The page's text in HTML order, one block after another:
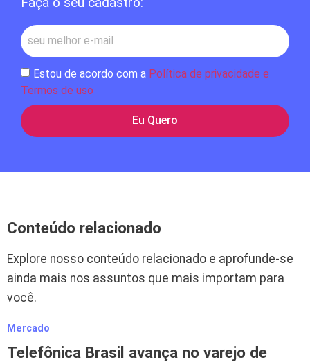
Estou de acordo com a Política de privacidade e
Termos de uso
Eu Quero
Conteúdo relacionado
Explore nosso conteúdo relacionado e aprofunde-se
ainda mais nos assuntos que mais importam para
você.
Mercado
Telefônica Brasil avança no varejo de